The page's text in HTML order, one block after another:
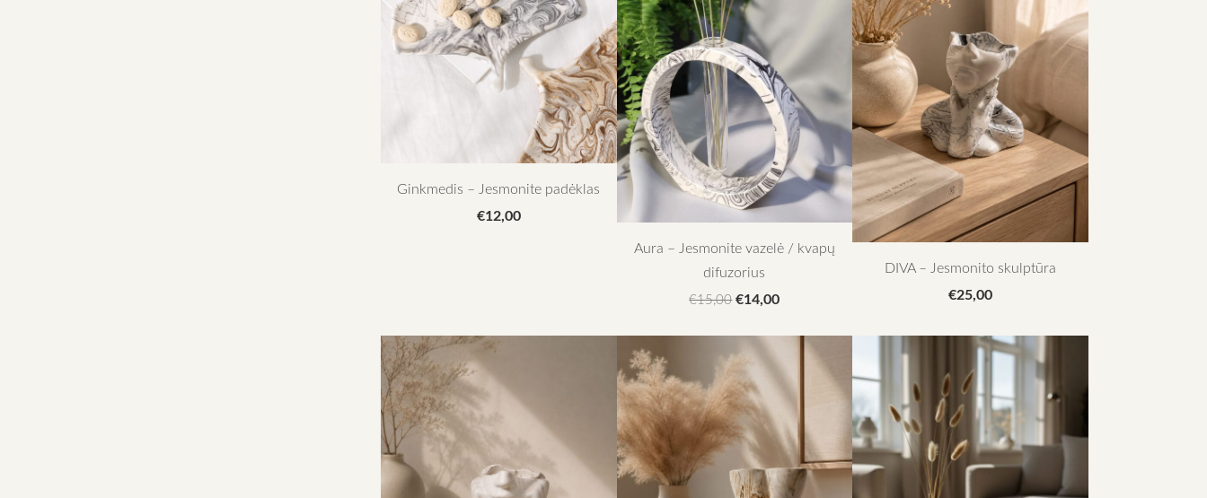
Ginkmedis – Jesmonite padėklas
€12,00
Aura – Jesmonite vazelė / kvapų
difuzorius
€15,00 €14,00
DIVA – Jesmonito skulptūra
€25,00